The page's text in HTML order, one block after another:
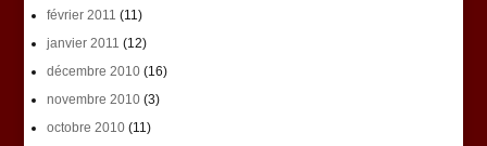
février 2011 (11)
janvier 2011 (12)
décembre 2010(16)
novembre 2010(3)
octobre 2010(11)